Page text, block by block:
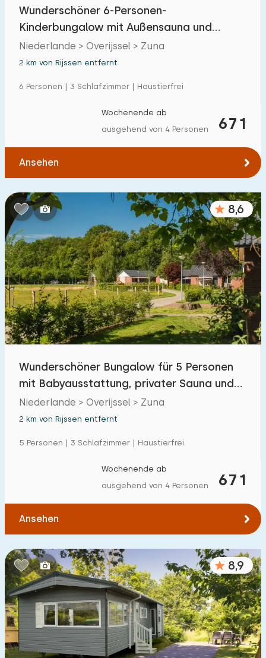
Wunderschöner 6-Personen-
Kinderbungalow mit Außensauna und
Sprudelbad an der Tierweide
Niederlande > Overijssel > Zuna
2 km von Rijssen entfernt
6 Personen | 3 Schlafzimmer | Haustierfrei
671
Wochenende ab
ausgehend von 4 Personen
Ansehen
8,6
Wunderschöner Bungalow für 5 Personen
mit Babyausstattung, privater Sauna und
Hot Tub
Niederlande > Overijssel > Zuna
2 km von Rijssen entfernt
5 Personen | 3 Schlafzimmer | Haustierfrei
671
Wochenende ab
ausgehend von 4 Personen
Ansehen
8,9